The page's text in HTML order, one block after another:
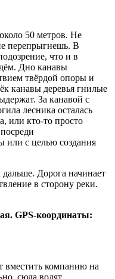
50 метров. Не
перепрыгнешь. В
что и в
Дно канавы
твёрдой опоры и
канавы деревья гнилые
За канавой с
лесника осталась
или кто-то просто
или с целью создания
Дорога начинает
в сторону реки.
GPS-координаты:
вместить компанию на
сюда водят